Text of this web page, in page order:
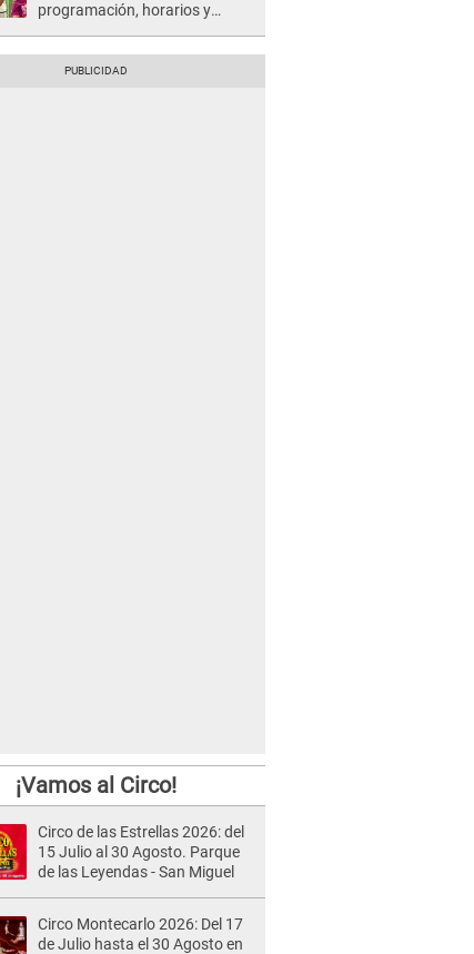
programación, horarios y
¡Vamos al Circo!
Circo de las Estrellas 2026: del
15 Julio al 30 Agosto. Parque
de las Leyendas - San Miguel
Circo Montecarlo 2026: Del 17
de Julio hasta el 30 Agosto en